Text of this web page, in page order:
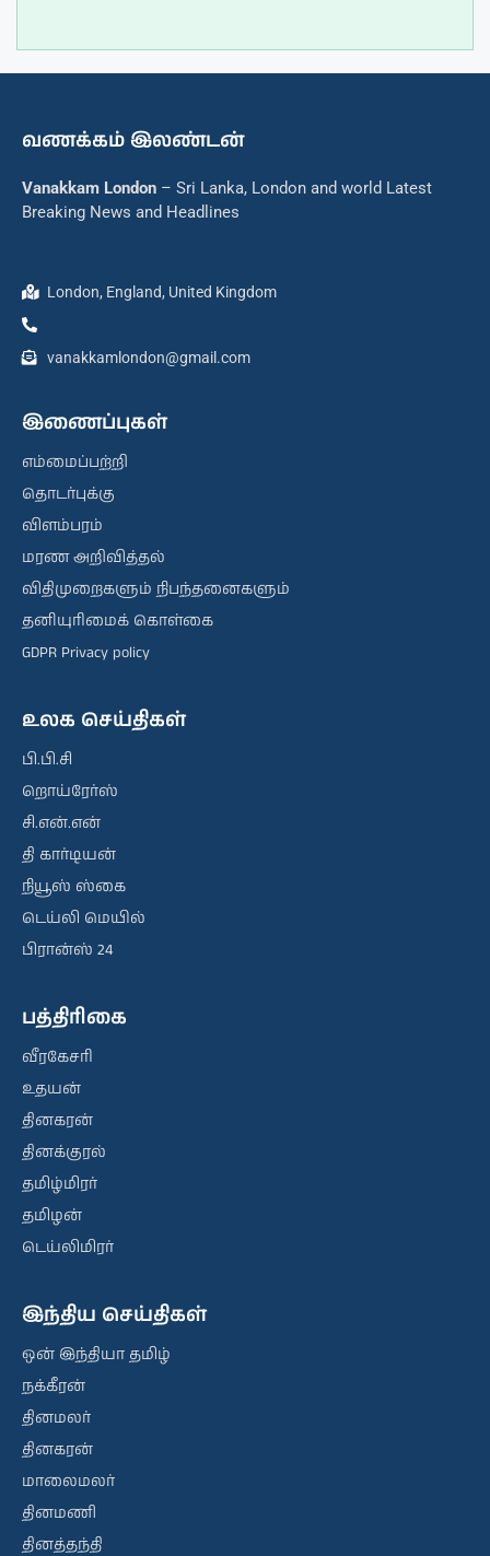
வணக்கம் இலண்டன்
Vanakkam London – Sri Lanka, London and world Latest
Breaking News and Headlines
London, England, United Kingdom
vanakkamlondon@gmail.com
இணைப்புகள்
எம்மைப்பற்றி
தொடர்புக்கு
விளம்பரம்
மரண அறிவித்தல்
விதிமுறைகளும் நிபந்தனைகளும்
தனியுரிமைக் கொள்கை
GDPR Privacy policy
உலக செய்திகள்
பி.பி.சி
றொய்ரேர்ஸ்
சி.என்.என்
தி கார்டியன்
நியூஸ் ஸ்கை
டெய்லி மெயில்
பிரான்ஸ் 24
பத்திரிகை
வீரகேசரி
உதயன்
தினகரன்
தினக்குரல்
தமிழ்மிரர்
தமிழன்
டெய்லிமிரர்
இந்திய செய்திகள்
ஒன் இந்தியா தமிழ்
நக்கீரன்
தினமலர்
தினகரன்
மாலைமலர்
தினமணி
தினத்தந்தி